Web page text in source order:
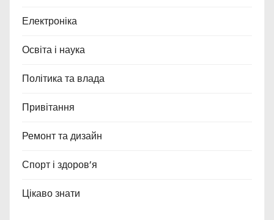
Електроніка
Освіта і наука
Політика та влада
Привітання
Ремонт та дизайн
Спорт і здоров’я
Цікаво знати